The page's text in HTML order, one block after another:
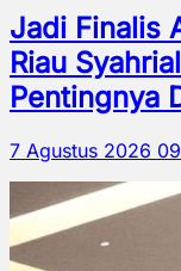
Jadi Finalis
Riau
Pentingnya
7 Agustus 2026